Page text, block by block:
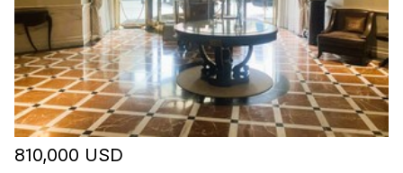
810,000 USD